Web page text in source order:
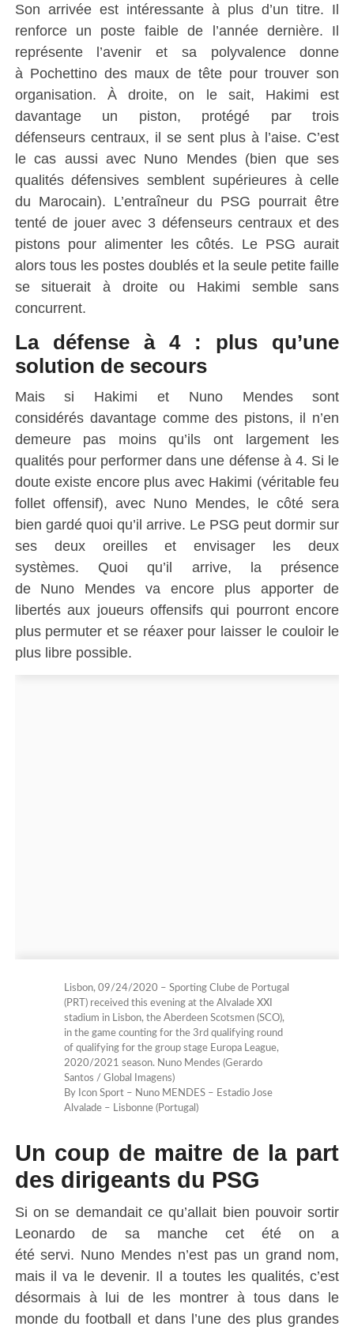
Son arrivée est intéressante à plus d’un titre. Il
renforce un poste faible de l’année dernière. Il
représente l’avenir et sa polyvalence donne
à Pochettinodes maux de tête pour trouver son
organisation. À droite, on le sait, Hakimi est
davantage un piston, protégé par trois
défenseurs centraux, il se sent plus à l’aise. C’est
le cas aussi avec Nuno Mendes (bien que ses
qualités défensives semblent supérieures à celle
du Marocain). L’entraîneur du PSG pourrait être
tenté de jouer avec 3 défenseurs centraux et des
pistons pour alimenter les côtés. Le PSG aurait
alors tous les postes doublés et la seule petite faille
se situerait à droite ou Hakimi semble sans
concurrent.
La défense à 4 : plus qu’une
solution de secours
Mais si Hakimi et NunoMendes sont
considérés davantage comme des pistons, il n’en
demeure pas moins qu’ils ont largement les
qualités pour performer dans une défense à 4. Si le
doute existe encore plus avec Hakimi (véritable feu
follet offensif), avec NunoMendes, le côté sera
bien gardé quoi qu’il arrive. Le PSG peut dormir sur
ses deux oreilles et envisager les deux
systèmes. Quoiqu’il arrive, la présence
de Nuno Mendes va encore plus apporter de
libertés aux joueurs offensifs qui pourront encore
plus permuter et seréaxer pour laisser le couloir le
plus libre possible.
Lisbon, 09/24/2020 – Sporting Clube de Portugal
(PRT) received this evening at the Alvalade XXI
stadium in Lisbon, the Aberdeen Scotsmen (SCO),
in the game counting for the 3rd qualifying round
of qualifying for the group stage Europa League,
2020/2021 season. Nuno Mendes (Gerardo
Santos / Global Imagens)
By Icon Sport – Nuno MENDES – Estadio Jose
Alvalade – Lisbonne (Portugal)
Un coup de maitre de la part
des dirigeants du PSG
Si on se demandait ce qu’allait bien pouvoir sortir
Leonardo de sa manche cet été on a
été servi. Nuno Mendes n’est pas un grand nom,
mais il va le devenir. Il a toutes les qualités, c’est
désormais à lui de les montrer à tous dans le
monde du football et dans l’une des plus grandes